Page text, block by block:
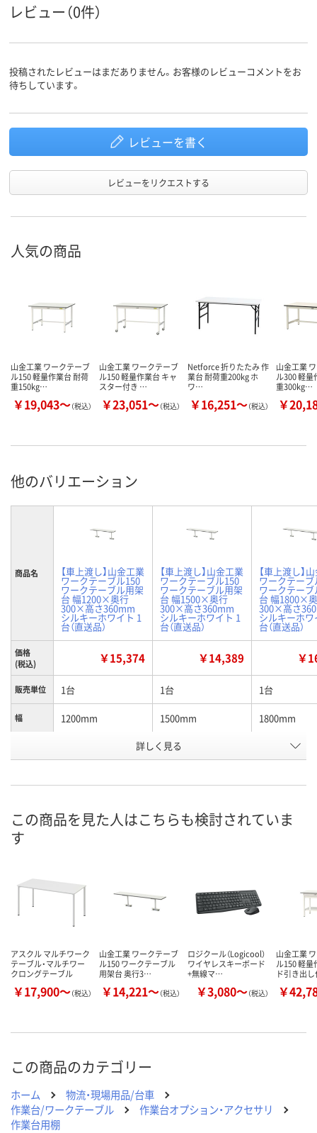
レビュー（0件）
投稿されたレビューはまだありません。お客様のレビューコメントをお
待ちしています。
レビューを書く
レビューをリクエストする
人気の商品
山金工業 ワークテーブ
ル150 軽量作業台 耐荷
重150kg…
￥19,043～（税込）
山金工業 ワークテーブ
ル150 軽量作業台 キャ
スター付き …
￥23,051～（税込）
Netforce 折りたたみ 作
業台 耐荷重200kg ホ
ワ…
￥16,251～（税込）
山金工業
ル300 軽量
重300kg…
￥
他のバリエーション
商品名 【車上渡し】山金工業
ワークテーブル150
ワークテーブル用架
台 幅1200×奥行
300×高さ360mm
シルキーホワイト 1
台（直送品）
【車上渡し】山金工業
ワークテーブル150
ワークテーブル用架
台 幅1500×奥行
300×高さ360mm
シルキーホワイト 1
台（直送品）
【車上渡し】
ワークテーブ
ワークテー
台 幅1800×
300×高さ
シルキーホワ
台（直送品）
価格
(税込)
￥15,374 ￥14,389 ￥
販売単位 1台 1台 1台
幅 1200mm 1500mm 1800mm
X888794 X888796
8月25日（火）まで
詳しく見る
この商品を見た人はこちらも検討されていま
す
アスクル マルチワーク
テーブル・マルチワー
クロングテーブル
￥17,900～（税込）
山金工業 ワークテーブ
ル150 ワークテーブル
用架台 奥行3…
￥14,221～（税込）
ロジクール（Logicool）
ワイヤレスキーボード
+無線マ…
￥3,080～（税込）
山金工業
ル150 軽量
ド引き出
￥
この商品のカテゴリー
ホーム
物流・現場用品/台車
作業台/ワークテーブル
作業台オプション・アクセサリ
作業台用棚